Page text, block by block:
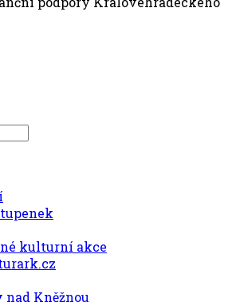
kulturní akce
nad Kněžnou